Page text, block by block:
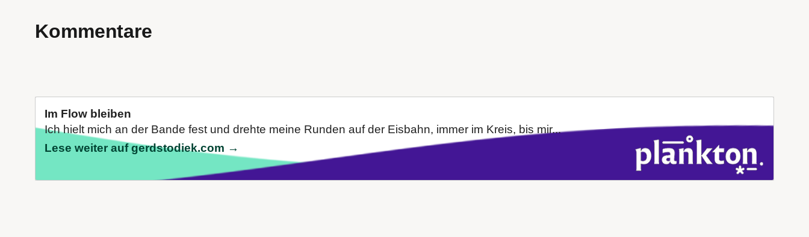
Kommentare
Im Flow bleiben
Ich hielt mich an der Bande fest und drehte meine Runden auf der Eisbahn, immer im Kreis, bis mir...
Lese weiter auf gerdstodiek.com →